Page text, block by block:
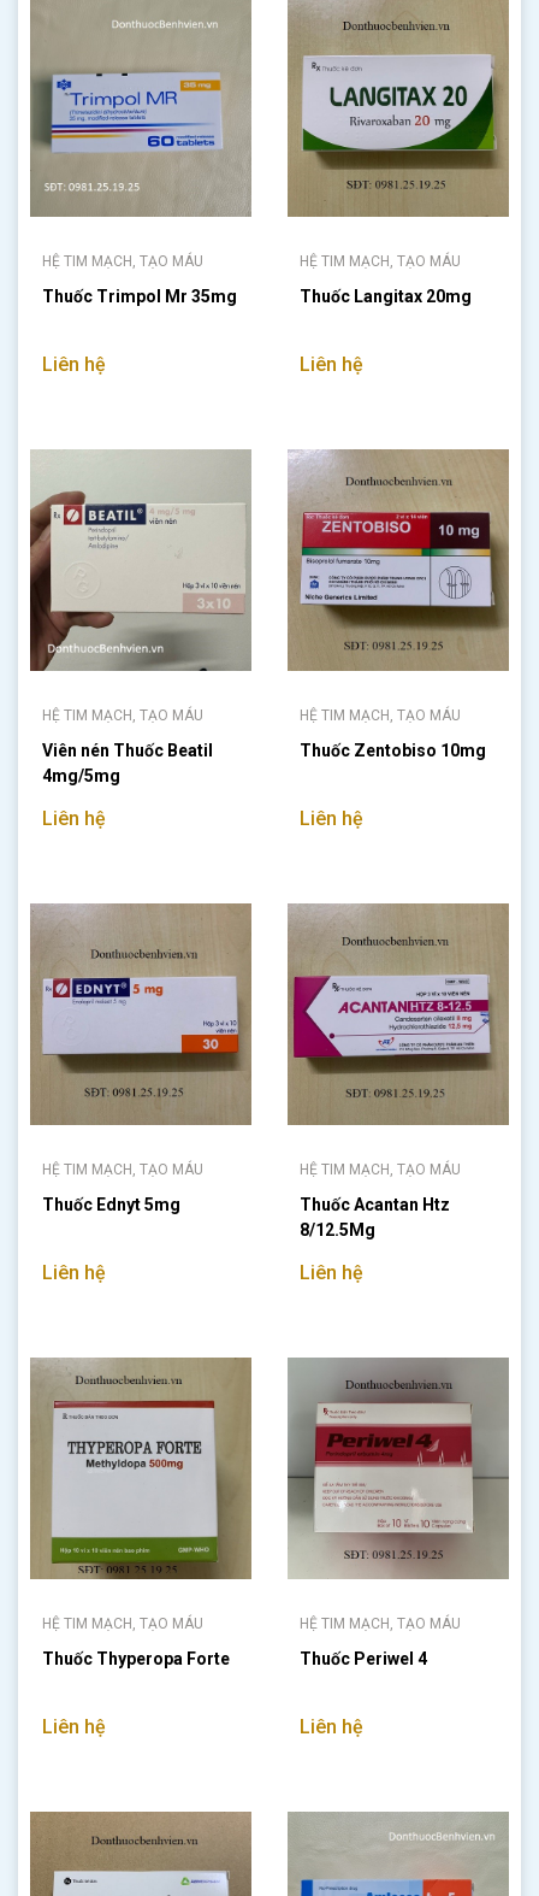
HỆ TIM MẠCH, TẠO MÁU
Thuốc Trimpol Mr 35mg
Liên hệ
HỆ TIM MẠCH, TẠO MÁU
Thuốc Langitax 20mg
Liên hệ
HỆ TIM MẠCH, TẠO MÁU
Viên nén Thuốc Beatil
4mg/5mg
Liên hệ
HỆ TIM MẠCH, TẠO MÁU
Thuốc Zentobiso 10mg
Liên hệ
HỆ TIM MẠCH, TẠO MÁU
Thuốc Ednyt 5mg
Liên hệ
HỆ TIM MẠCH, TẠO MÁU
Thuốc Acantan Htz
8/12.5Mg
Liên hệ
HỆ TIM MẠCH, TẠO MÁU
Thuốc Thyperopa Forte
Liên hệ
HỆ TIM MẠCH, TẠO MÁU
Thuốc Periwel 4
Liên hệ